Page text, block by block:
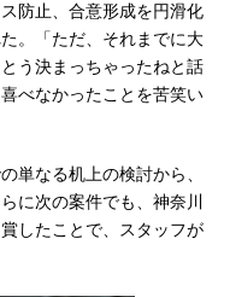
防止、合意形成を円滑化
。「ただ、それまでに大
う決まっちゃったねと話
べなかったことを苦笑い
単なる机上の検討から、
に次の案件でも、神奈川
したことで、スタッフが